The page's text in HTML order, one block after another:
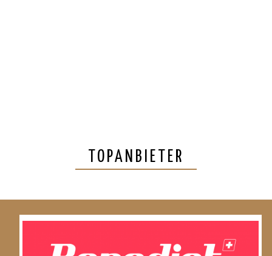
TOPANBIETER